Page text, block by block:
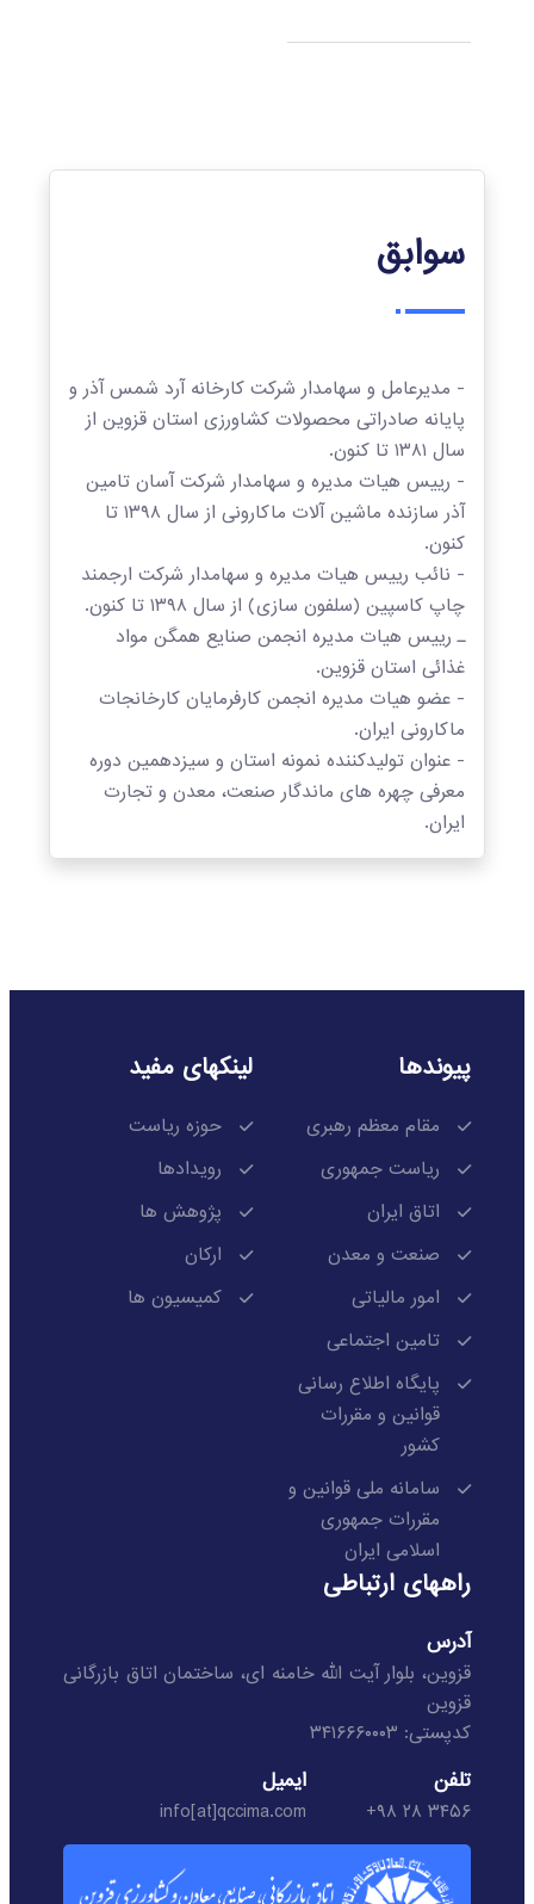
سوابق
- مدیرعامل و سهامدار شرکت کارخانه آرد شمس آذر و
پایانه صادراتی محصولات کشاورزی استان قزوین از
سال ۱۳۸۱ تا کنون.
- رییس هیات مدیره و سهامدار شرکت آسان تامین
آذر سازنده ماشین آلات ماکارونی از سال ۱۳۹۸ تا
کنون.
- نائب رییس هیات مدیره و سهامدار شرکت ارجمند
چاپ کاسپین (سلفون سازی) از سال ۱۳۹۸ تا کنون.
ـ رییس هیات مدیره انجمن صنایع همگن مواد
غذائی استان قزوین.
- عضو هیات مدیره انجمن کارفرمایان کارخانجات
ماکارونی ایران.
- عنوان تولیدکننده نمونه استان و سیزدهمین دوره
معرفی چهره های ماندگار صنعت، معدن و تجارت
ایران.
پیوندها
مقام معظم رهبری
ریاست جمهوری
اتاق ایران
صنعت و معدن
امور مالیاتی
تامین اجتماعی
پایگاه اطلاع رسانی
قوانین و مقررات
کشور
سامانه ملی قوانین و
مقررات جمهوری
اسلامی ایران
لینکهای مفید
حوزه ریاست
رویدادها
پژوهش ها
ارکان
کمیسیون ها
راههای ارتباطی
آدرس
قزوین، بلوار آیت الله خامنه ای، ساختمان اتاق بازرگانی
قزوین
کدپستی: ۳۴۱۶۶۶۰۰۰۳
تلفن
۳۴۵۶ ۲۸ ۹۸+
ایمیل
info[at]qccima.com